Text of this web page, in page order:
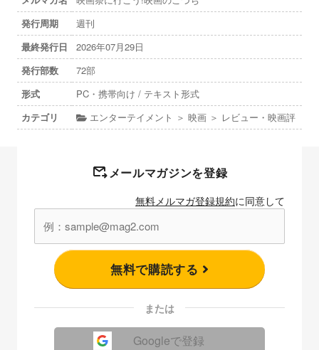
発行周期
週刊
最終発行日
2026年07月29日
発行部数
72部
形式
PC・携帯向け / テキスト形式
カテゴリ
エンターテイメント ＞ 映画 ＞ レビュー・映画評
メールマガジンを登録
無料メルマガ登録規約に同意して
無料で購読する
または
Googleで登録